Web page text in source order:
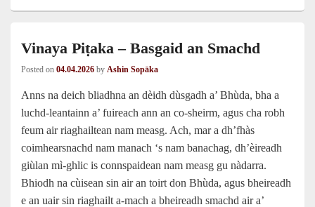
Vinaya Piṭaka – Basgaid an Smachd
Posted on 04.04.2026 by Ashin Sopāka
Anns na deich bliadhna an dèidh dùsgadh a’ Bhùda, bha a
luchd-leantainn a’ fuireach ann an co-sheirm, agus cha robh
feum air riaghailtean nam measg. Ach, mar a dh’fhàs
coimhearsnachd nam manach ‘s nam banachag, dh’èireadh
giùlan mì-ghlic is connspaidean nam measg gu nàdarra.
Bhiodh na cùisean sin air an toirt don Bhùda, agus bheireadh
e an uair sin riaghailt a-mach a bheireadh smachd air a’